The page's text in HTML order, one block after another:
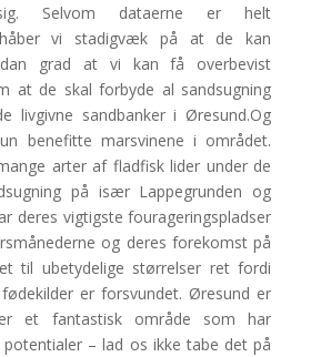
Selvom dataerne er helt
håber vi stadigvæk på at de kan
grad at vi kan få overbevist
at de skal forbyde al sandsugning
livgivne sandbanker i Øresund.Og
benefitte marsvinene i området.
arter af fladfisk lider under de
på især Lappegrunden og
deres vigtigste fourageringspladser
og deres forekomst på
til ubetydelige størrelser ret fordi
er forsvundet. Øresund er
et fantastisk område som har
– lad os ikke tabe det på